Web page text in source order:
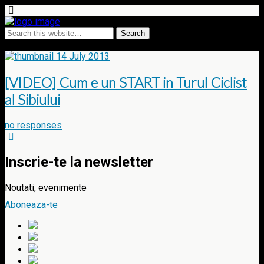
14 July 2013
[VIDEO] Cum e un START in Turul Ciclist
al Sibiului
no responses
Inscrie-te la newsletter
Noutati, evenimente
Aboneaza-te